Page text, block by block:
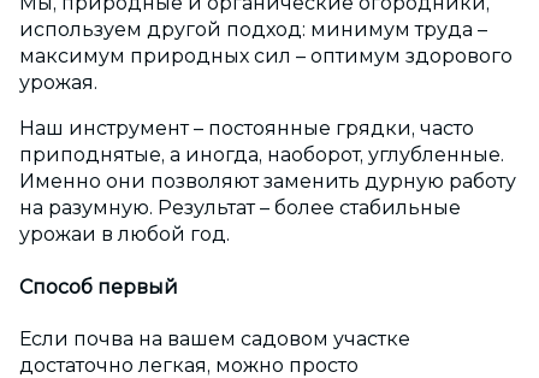
используем другой подход: минимум труда –
максимум природных сил – оптимум здорового
урожая.
Наш инструмент – постоянные грядки, часто
приподнятые, а иногда, наоборот, углубленные.
Именно они позволяют заменить дурную работу
на разумную. Результат – более стабильные
урожаи в любой год.
Способ первый
Если почва на вашем садовом участке
достаточно легкая, можно просто